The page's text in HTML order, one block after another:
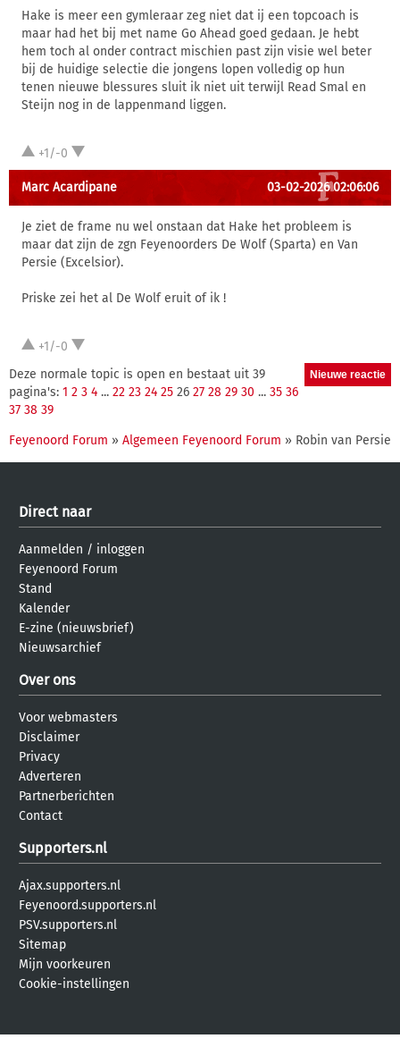
Hake is meer een gymleraar zeg niet dat ij een topcoach is
maar had het bij met name Go Ahead goed gedaan. Je hebt
hem toch al onder contract mischien past zijn visie wel beter
bij de huidige selectie die jongens lopen volledig op hun
tenen nieuwe blessures sluit ik niet uit terwijl Read Smal en
Steijn nog in de lappenmand liggen.
+1/-0
Marc Acardipane 03-02-2026 02:06:06
Je ziet de frame nu wel onstaan dat Hake het probleem is
maar dat zijn de zgn Feyenoorders De Wolf (Sparta) en Van
Persie (Excelsior).
Priske zei het al De Wolf eruit of ik !
+1/-0
Deze normale topic is open en bestaat uit 39
pagina's: 1 2 3 4 ... 22 23 24 25 26 27 28 29 30 ... 35 36
37 38 39
Feyenoord Forum » Algemeen Feyenoord Forum » Robin van Persie
Direct naar
Aanmelden / inloggen
Feyenoord Forum
Stand
Kalender
E-zine (nieuwsbrief)
Nieuwsarchief
Over ons
Voor webmasters
Disclaimer
Privacy
Adverteren
Partnerberichten
Contact
Supporters.nl
Ajax.supporters.nl
Feyenoord.supporters.nl
PSV.supporters.nl
Sitemap
Mijn voorkeuren
Cookie-instellingen